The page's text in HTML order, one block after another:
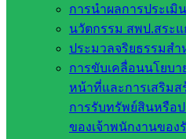
การนำผลการประเมิ
นวัตกรรม สพป.สระแ
ประมวลจริยธรรมสำ
การขับเคลื่อนนโยบา
หน้าที่และการเสริม
การรับทรัพย์สินหรือ
ของเจ้าพนักงานของ
Nongsang Nongsang
หน่วยงาน
ที่เกี่ยวข้อง